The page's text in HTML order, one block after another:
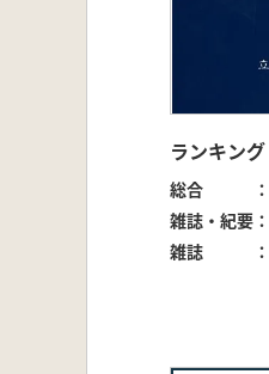
ランキング
総合
雑誌・紀要
雑誌